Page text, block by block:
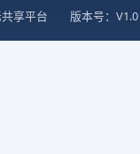
享平台
版本号：V1.0